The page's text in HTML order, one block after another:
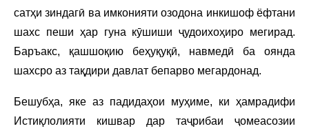
сатҳи зиндагӣ ва имконияти озодона инкишоф ёфтани
шахс пеши ҳар гуна кӯшиши ҷудоихоҳиро мегирад.
Баръакс, қашшоқию беҳуқуқӣ, навмедӣ ба оянда
шахсро аз тақдири давлат бепарво мегардонад.
Бешубҳа, яке аз падидаҳои муҳиме, ки ҳамрадифи
Истиқлолияти кишвар дар таҷрибаи ҷомеасозии